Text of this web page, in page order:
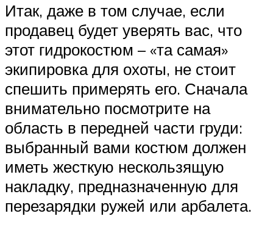
Итак, даже в том случае, если
продавец будет уверять вас, что
этот гидрокостюм – «та самая»
экипировка для охоты, не стоит
спешить примерять его. Сначала
внимательно посмотрите на
область в передней части груди:
выбранный вами костюм должен
иметь жесткую нескользящую
накладку, предназначенную для
перезарядки ружей или арбалета.